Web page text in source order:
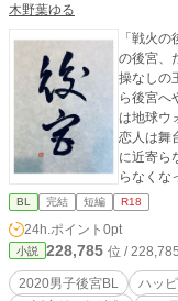
木野葉ゆる
「戦火
の後宮、ただ
操なしの王
ら後宮へ
は地球ウォッチ
恋人は舞
に近寄ら
らなくな
独な王様
は、獣人だったのです
新米兵士は夜の
後妻に迎
す。 「趣味の悪い王様」 白い肌が尊ばれる国で、異国の褐色
肌の青年たちを
BL 完結 短編 R18
24h.ポイント 0pt
小説 228,785 位 /
2020男子後宮BL ハッ